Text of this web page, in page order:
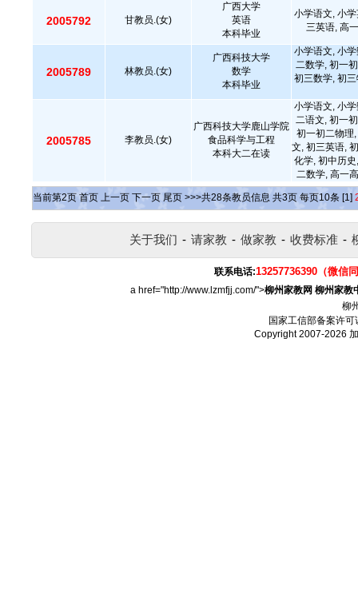
2005792 甘教员.(女)
广西大学
英语
本科毕业
小学语文, 小
三英语, 高
2005789 林教员.(女)
广西科技大学
数学
本科毕业
小学语文, 小
二数学, 初一
初三数学, 初
2005785 李教员.(女)
广西科技大学鹿山学院
食品科学与工程
本科大二在读
小学语文, 小
二语文, 初一
初一初二物理
文, 初三英语,
化学, 初中历
二数学, 高一
当前第2页 首页 上一页 下一页 尾页 >>>共28条教员信息 共3页 每页10条 [1]
关于我们 - 请家教 - 做家教 - 收费标准 -
联系电话:13257736390（微信
a href="http://www.lzmfjj.com/">柳州家教网 柳州家教
柳
国家工信部备案许可
Copyright 2007-2026